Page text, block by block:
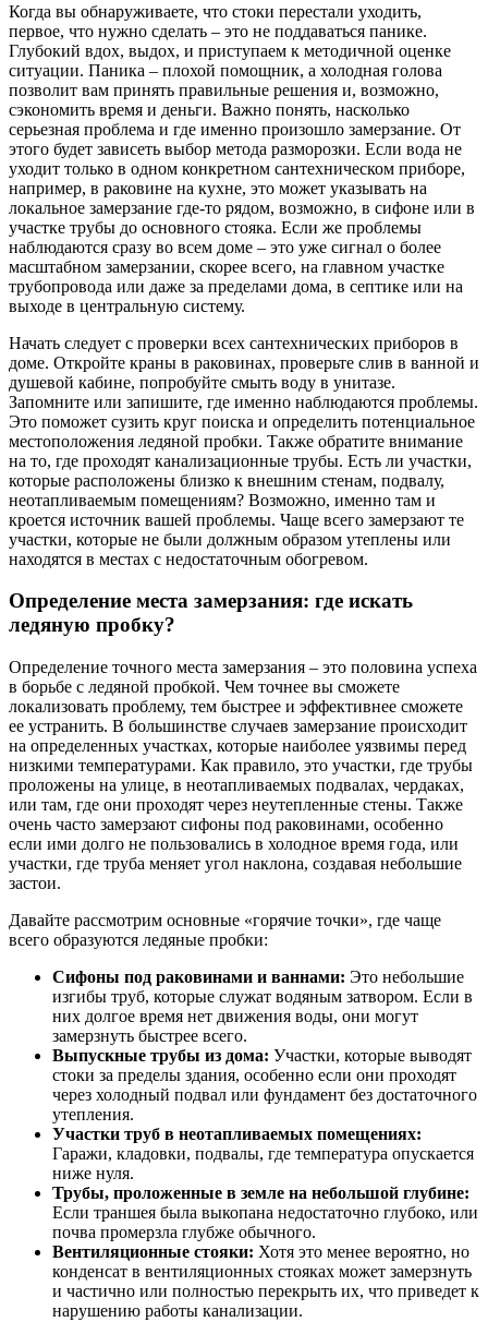
Когда вы обнаруживаете, что стоки перестали уходить,
первое, что нужно сделать – это не поддаваться панике.
Глубокий вдох, выдох, и приступаем к методичной оценке
ситуации. Паника – плохой помощник, а холодная голова
позволит вам принять правильные решения и, возможно,
сэкономить время и деньги. Важно понять, насколько
серьезная проблема и где именно произошло замерзание. От
этого будет зависеть выбор метода разморозки. Если вода не
уходит только в одном конкретном сантехническом приборе,
например, в раковине на кухне, это может указывать на
локальное замерзание где-то рядом, возможно, в сифоне или в
участке трубы до основного стояка. Если же проблемы
наблюдаются сразу во всем доме – это уже сигнал о более
масштабном замерзании, скорее всего, на главном участке
трубопровода или даже за пределами дома, в септике или на
выходе в центральную систему.
Начать следует с проверки всех сантехнических приборов в
доме. Откройте краны в раковинах, проверьте слив в ванной и
душевой кабине, попробуйте смыть воду в унитазе.
Запомните или запишите, где именно наблюдаются проблемы.
Это поможет сузить круг поиска и определить потенциальное
местоположения ледяной пробки. Также обратите внимание
на то, где проходят канализационные трубы. Есть ли участки,
которые расположены близко к внешним стенам, подвалу,
неотапливаемым помещениям? Возможно, именно там и
кроется источник вашей проблемы. Чаще всего замерзают те
участки, которые не были должным образом утеплены или
находятся в местах с недостаточным обогревом.
Определение места замерзания: где искать
ледяную пробку?
Определение точного места замерзания – это половина успеха
в борьбе с ледяной пробкой. Чем точнее вы сможете
локализовать проблему, тем быстрее и эффективнее сможете
ее устранить. В большинстве случаев замерзание происходит
на определенных участках, которые наиболее уязвимы перед
низкими температурами. Как правило, это участки, где трубы
проложены на улице, в неотапливаемых подвалах, чердаках,
или там, где они проходят через неутепленные стены. Также
очень часто замерзают сифоны под раковинами, особенно
если ими долго не пользовались в холодное время года, или
участки, где труба меняет угол наклона, создавая небольшие
застои.
Давайте рассмотрим основные «горячие точки», где чаще
всего образуются ледяные пробки:
Сифоны под раковинами и ваннами: Это небольшие
изгибы труб, которые служат водяным затвором. Если в
них долгое время нет движения воды, они могут
замерзнуть быстрее всего.
Выпускные трубы из дома: Участки, которые выводят
стоки за пределы здания, особенно если они проходят
через холодный подвал или фундамент без достаточного
утепления.
Участки труб в неотапливаемых помещениях:
Гаражи, кладовки, подвалы, где температура опускается
ниже нуля.
Трубы, проложенные в земле на небольшой глубине:
Если траншея была выкопана недостаточно глубоко, или
почва промерзла глубже обычного.
Вентиляционные стояки: Хотя это менее вероятно, но
конденсат в вентиляционных стояках может замерзнуть
и частично или полностью перекрыть их, что приведет к
нарушению работы канализации.